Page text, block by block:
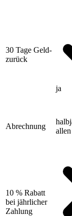
30 Tage Geld-
zurück
ja
Abrechnung
10 % Rabatt
bei jährlicher
Zahlung